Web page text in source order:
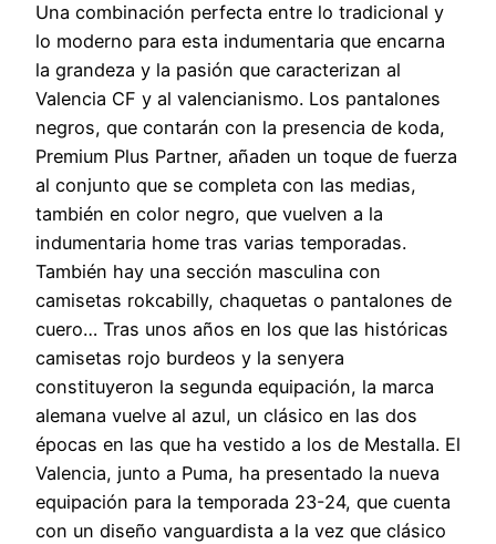
Una combinación perfecta entre lo tradicional y
lo moderno para esta indumentaria que encarna
la grandeza y la pasión que caracterizan al
Valencia CF y al valencianismo. Los pantalones
negros, que contarán con la presencia de koda,
Premium Plus Partner, añaden un toque de fuerza
al conjunto que se completa con las medias,
también en color negro, que vuelven a la
indumentaria home tras varias temporadas.
También hay una sección masculina con
camisetas rokcabilly, chaquetas o pantalones de
cuero… Tras unos años en los que las históricas
camisetas rojo burdeos y la senyera
constituyeron la segunda equipación, la marca
alemana vuelve al azul, un clásico en las dos
épocas en las que ha vestido a los de Mestalla. El
Valencia, junto a Puma, ha presentado la nueva
equipación para la temporada 23-24, que cuenta
con un diseño vanguardista a la vez que clásico